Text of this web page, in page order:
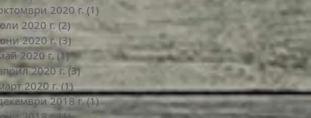
2020 г. (1) 1 публикация
2020 г. (2) 2 публикации
2020 г. (3)3 публикации
2020 г.(1)1 публикация
2020 г. (3)3 публикации
2020 г. (1)1 публикация
2018 г.(1)1 публикация